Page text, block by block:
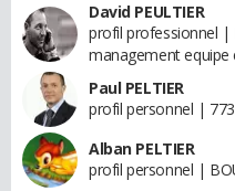
David PEULTIER
profil professionnel |
management equipe
Paul PELTIER
profil personnel |
Alban PELTIER
profil personnel |